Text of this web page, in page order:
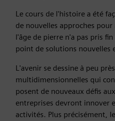
Le cours de l'histoire a été
de nouvelles approches
l'âge de pierre n'a pas pris
point de solutions nouvelles
L'avenir se dessine à peu
multidimensionnelles qui
posent de nouveaux défis
entreprises devront innover
activités. Plus précisément,